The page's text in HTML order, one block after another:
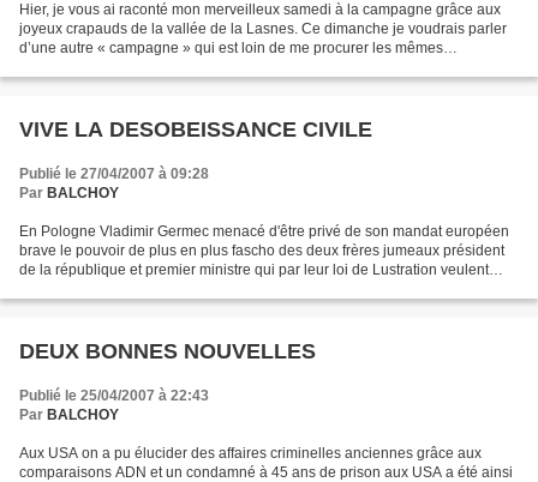
Hier, je vous ai raconté mon merveilleux samedi à la campagne grâce aux
joyeux crapauds de la vallée de la Lasnes. Ce dimanche je voudrais parler
d’une autre « campagne » qui est loin de me procurer les mêmes
VIVE LA DESOBEISSANCE CIVILE
Publié le 27/04/2007 à 09:28
Par BALCHOY
En Pologne Vladimir Germec menacé d'être privé de son mandat européen
brave le pouvoir de plus en plus fascho des deux frères jumeaux président
de la république et premier ministre qui par leur loi de Lustration veulent
DEUX BONNES NOUVELLES
Publié le 25/04/2007 à 22:43
Par BALCHOY
Aux USA on a pu élucider des affaires criminelles anciennes grâce aux
comparaisons ADN et un condamné à 45 ans de prison aux USA a été ainsi